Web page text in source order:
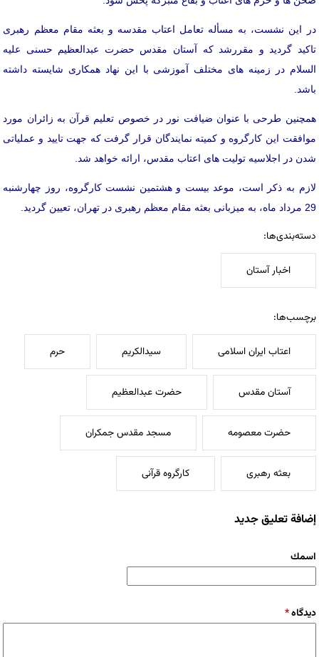
در این نشست، به مسأله تعامل اعتاب مقدسه و بعثه مقام معظم رهبری
تاکید گردید و مقررشد که آستان مقدس حضرت عبدالعظیم حسنی علیه
السلام در زمینه های مختلف آموزشی با این نهاد همکاری شایسته داشته
باشد.
همچنین طرحی با عنوان ضیافت نور در خصوص تعلیم قرآن به زائران مورد
موافقت این کارگروه و کمیته نمایندگان قرار گرفت که جهت تایید و عملیاتی
شدن در اجلاسیه تولیت های اعتاب مقدس، ارائه خواهد شد.
لازم به ذکر است، موعد بیست و هشتمین نشست كارگروه، روز چهارشنبه
29 مرداد ماه، به میزبانی بعثه مقام معظم رهبری در تهران، تعیین گردید.
دسته‌بندی‌ها:
اخبار آستان
برچسب‌ها:
اعتاب ایران اسلامی سیدالکریم حرم
آستان مقدس حضرت عبدالعظیم
حضرت معصومه مسجد مقدس جمکران
بعثه رهبری کارگروه قرآنی
إضافة تعليق جديد
‏اسمك ‏
‏دیدگاه ‏*